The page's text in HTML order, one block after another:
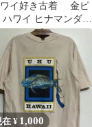
イ好き古着 金ピ
ハワイ ヒナマンダイ
ャツ M
在 ¥ 1,000